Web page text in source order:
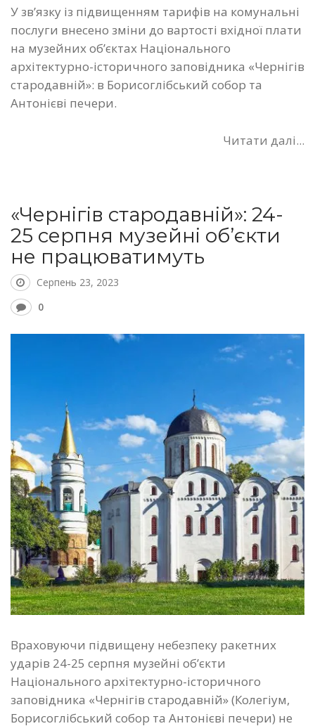
У зв’язку із підвищенням тарифів на комунальні
послуги внесено зміни до вартості вхідної плати
на музейних об’єктах Національного
архітектурно-історичного заповідника «Чернігів
стародавній»: в Борисоглібський собор та
Антонієві печери.
Читати далі...
«Чернігів стародавній»: 24-
25 серпня музейні об’єкти
не працюватимуть
Серпень 23, 2023
0
Враховуючи підвищену небезпеку ракетних
ударів 24-25 серпня музейні об’єкти
Національного архітектурно-історичного
заповідника «Чернігів стародавній» (Колегіум,
Борисоглібський собор та Антонієві печери) не